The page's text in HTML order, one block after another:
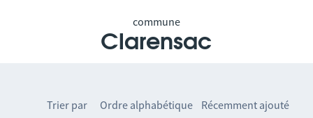
commune
Clarensac
Trier par Ordre alphabétique Récemment ajouté